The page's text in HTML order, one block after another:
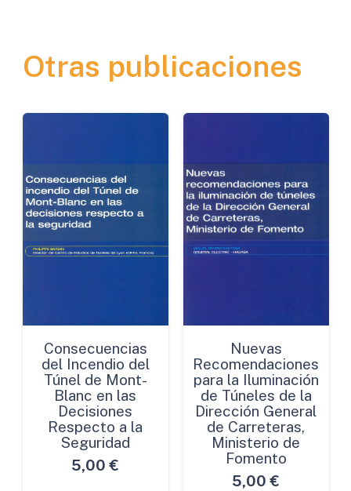
Otras publicaciones
Consecuencias
del Incendio del
Túnel de Mont-
Blanc en las
Decisiones
Respecto a la
Seguridad
5,00 €
Nuevas
Recomendaciones
para la Iluminación
de Túneles de la
Dirección General
de Carreteras,
Ministerio de
Fomento
5,00 €